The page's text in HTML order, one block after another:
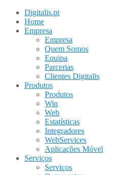
Digitalis.pt
Home
Empresa
Empresa
Quem Somos
Equipa
Parcerias
Clientes Digitalis
Produtos
Produtos
Win
Web
Estatísticas
Integradores
WebServices
Aplicações Móvel
Serviços
Serviços